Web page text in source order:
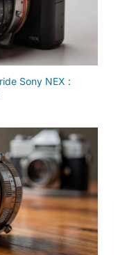
le vlogging,
de
photographie
les prises
haut de
prise en main
6 mm F2.0 est
corps
métallique
bague
alliant
et élégance.
Sony NEX :